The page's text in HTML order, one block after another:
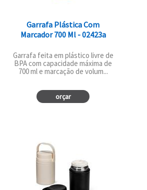
Garrafa Plástica Com
Marcador 700 Ml - 02423a
Garrafa feita em plástico livre de
BPA com capacidade máxima de
700 ml e marcação de volum...
orçar